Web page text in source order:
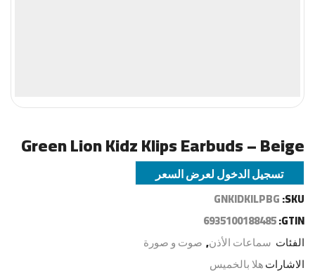
Green Lion Kidz Klips Earbuds – Beige
تسجيل الدخول لعرض السعر
SKU:
GNKIDKILPBG
GTIN:
6935100188485
الفئات سماعات الأذن, صوت و صورة
الاشاراتهلا بالخميس